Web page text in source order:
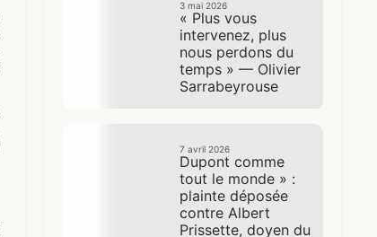
3 mai 2026
« Plus vous
intervenez, plus
nous perdons du
temps » — Olivier
Sarrabeyrouse
7 avril 2026
Dupont comme
tout le monde » :
plainte déposée
contre Albert
Prissette, doyen du